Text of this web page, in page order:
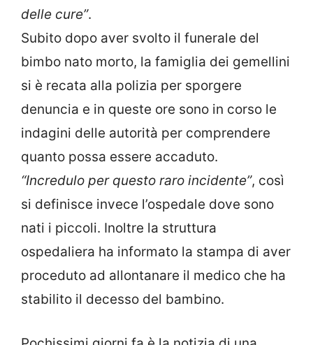
delle cure”.
Subito dopo aver svolto il funerale del
bimbo nato morto, la famiglia dei gemellini
si è recata alla polizia per sporgere
denuncia e in queste ore sono in corso le
indagini delle autorità per comprendere
quanto possa essere accaduto.
“Incredulo per questo raro incidente”, così
si definisce invece l’ospedale dove sono
nati i piccoli. Inoltre la struttura
ospedaliera ha informato la stampa di aver
proceduto ad allontanare il medico che ha
stabilito il decesso del bambino.